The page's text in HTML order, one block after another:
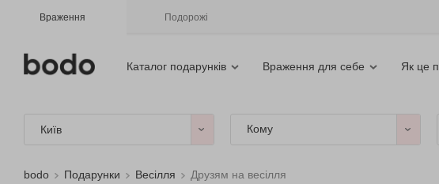
Враження Подорожі
Каталог подарунків Враження для себе Як це
Київ Кому
bodo Подарунки Весілля Друзям на весілля